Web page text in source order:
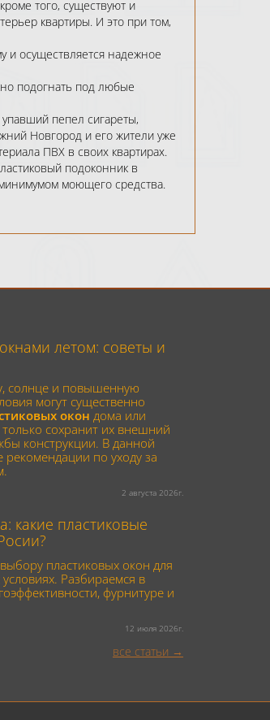
того, существуют и
квартиры. И это при том,
и осуществляется надежное
подогнать под любые
пепел сигареты,
Новгород и его жители уже
ПВХ в своих квартирах.
подоконник в
моющего средства.
летом: советы и
солнце и повышенную
могут существенно
окон дома или
сохранит их внешний
конструкции. В данной
рекомендации по уходу за
2 августа 2026г.
какие пластиковые
пластиковых окон для
Разбираемся в
фурнитуре и
12 июля 2026г.
все статьи